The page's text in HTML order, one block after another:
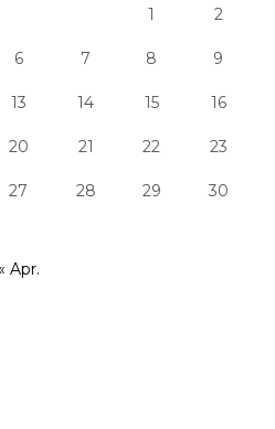
1 2
6 7 8 9
13 14 15 16
20 21 22 23
27 28 29 30
« Apr.